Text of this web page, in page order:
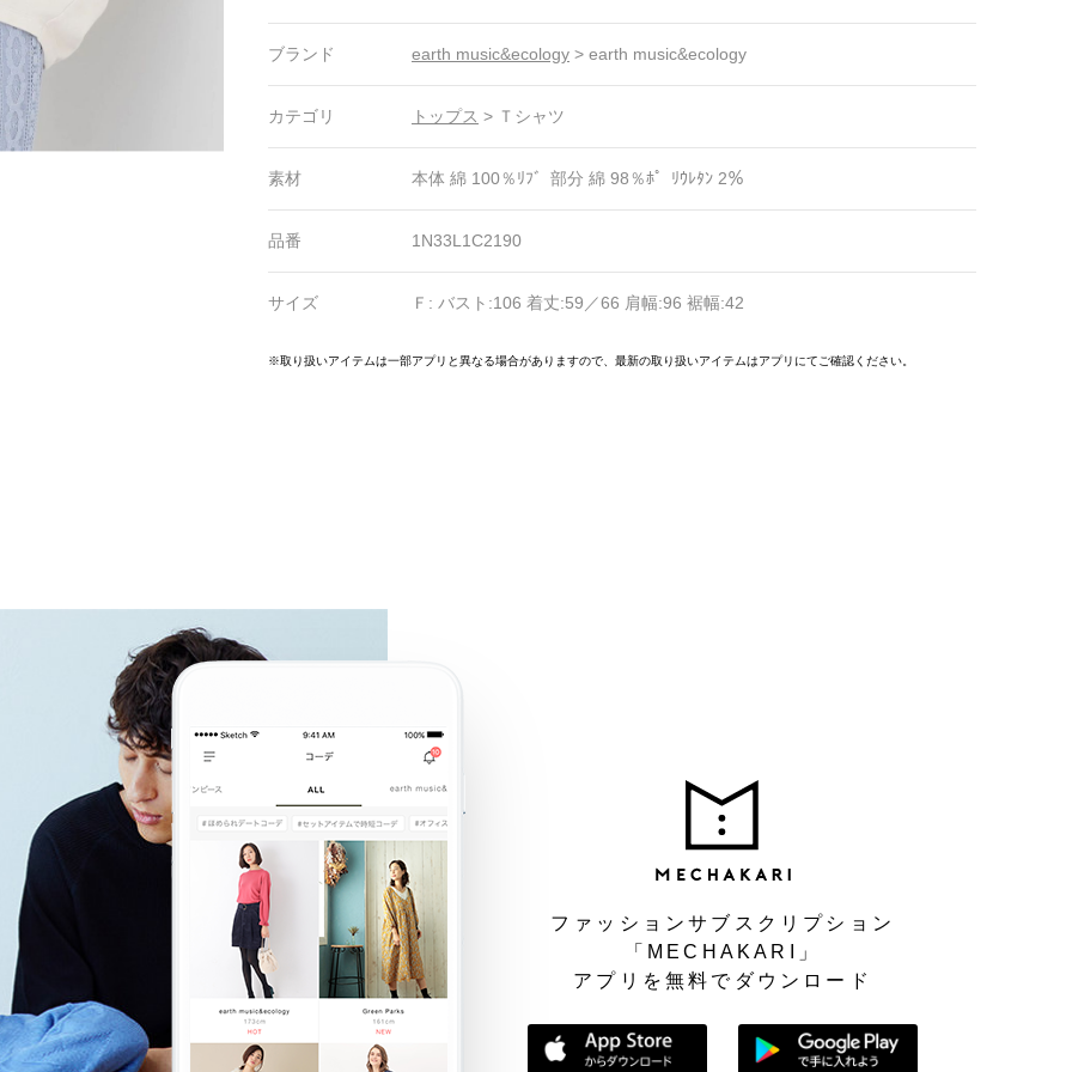
ブランド earth music&ecology > earth music&ecology
カテゴリ トップス > Ｔシャツ
素材 本体 綿 100％ﾘﾌ゛部分 綿 98％ﾎ゜ﾘｳﾚﾀﾝ 2％
品番 1N33L1C2190
サイズ Ｆ: バスト:106 着丈:59／66 肩幅:96 裾幅:42
※取り扱いアイテムは一部アプリと異なる場合がありますので、最新の取り扱いアイテムはアプリにてご確認ください。
ファッションサブスクリプション
「MECHAKARI」
アプリを無料でダウンロード
App Storeからダウンロード